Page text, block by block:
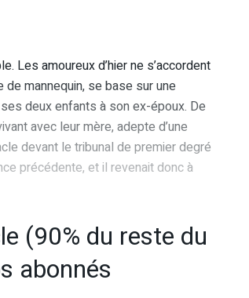
Les amoureux d’hier ne s’accordent
de mannequin, se base sur une
deux enfants à son ex-époux. De
avec leur mère, adepte d’une
devant le tribunal de premier degré
précédente, et il revenait donc à
(90% du reste du
abonnés